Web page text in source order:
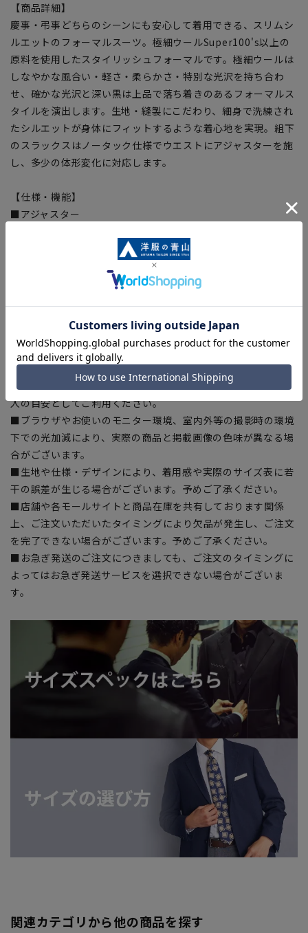
【商品詳細】
慶事・弔事どちらのシーンにも安心して着用できる、スリムシ
ルエットのフォーマルスーツ。極細ウールSuper100's以上の
原料を使用したスタイリッシュフォーマルです。極細ウールは
しなやかな風合い・軽さ・柔らかさ・特別な光沢を持ち合わ
せ、確かな光沢と深い黒は上品で落ち着きのあるフォーマルス
タイルを演出します。生地・縫製にこだわり、細身で洗練され
たシルエットが身体にフィットするような着心地を実現。組下
のスラックスはノータック仕様でウエストにアジャスターを施
し、多少の体形変化に対応します。
【仕様・機能】
■アジャスター
イドするアジャスターを採用。軽くてスムーズに可動し、ウエ
■商品画像はサンプルのため、色味やサイズ等の仕様に変更が
ある場合がございますので、予めご了承ください。
■ゆとり感には個人差があります。サイズ表を確認の上、ご購
入の目安としてご利用ください。
■ブラウザやお使いのモニター環境、室内外等の撮影時の環境
下での光加減により、実際の商品と掲載画像の色味が異なる場
合がございます。
■生地や仕様・デザインにより、着用感や実際のサイズ表に若
干の誤差が生じる場合がございます。予めご了承ください。
■店舗や各モールサイトと商品在庫を共有しております関係
上、ご注文いただいたタイミングにより欠品が発生し、ご注文
を完了できない場合がございます。予めご了承ください。
■お急ぎ発送のご注文につきましても、ご注文のタイミングに
よってはお急ぎ発送サービスを選択できない場合がございま
す。
関連カテゴリから他の商品を探す